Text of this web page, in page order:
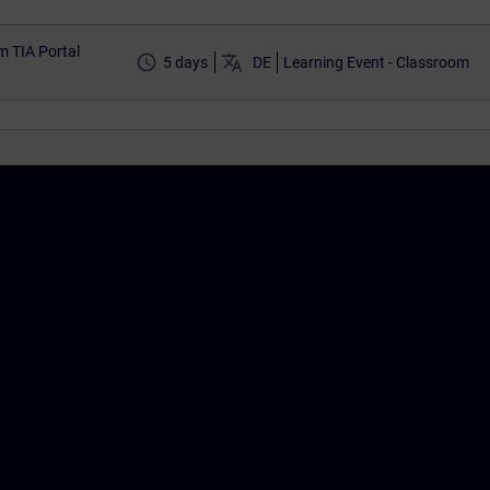
TIA Portal
access_time 5 days translate DE Learning Event - Classroom